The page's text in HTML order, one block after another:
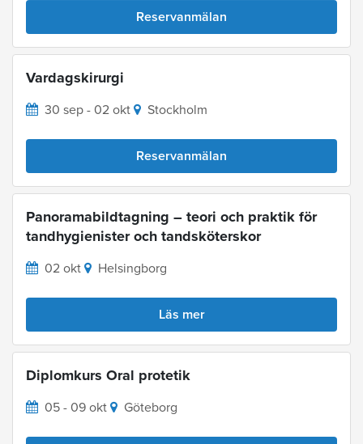
Reservanmälan
Vardagskirurgi
30 sep - 02 okt Stockholm
Reservanmälan
Panoramabildtagning – teori och praktik för
tandhygienister och tandsköterskor
02 okt Helsingborg
Läs mer
Diplomkurs Oral protetik
05 - 09 okt Göteborg